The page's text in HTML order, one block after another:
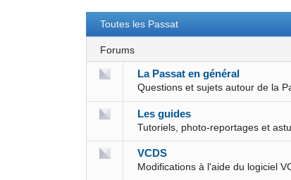
Toutes les Passat
Forums
La Passat en général
Questions et sujets autour de la
Les guides
Tutoriels, photo-reportages et
VCDS
Modifications à l'aide du logiciel